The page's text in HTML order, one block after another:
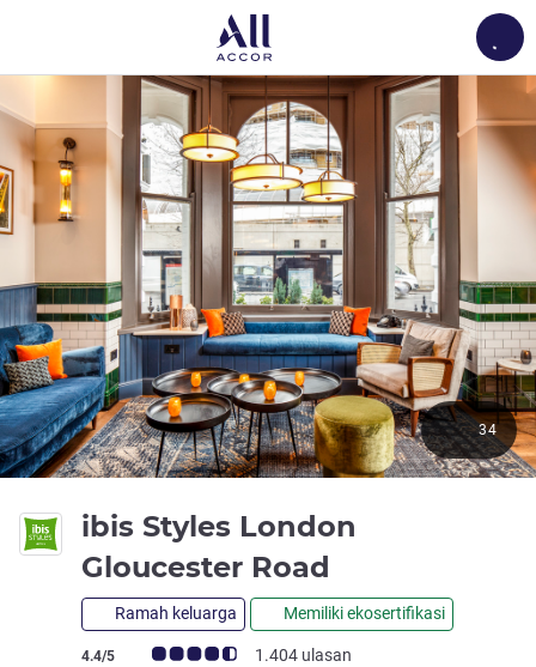
ibis Styles London
Gloucester Road
Ramah keluarga Memiliki ekosertifikasi
Catatan tamu Avis (Peringkat ALL)
4.4/5 1.404 ulasan
34